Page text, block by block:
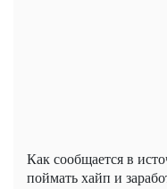
Как сообщается в
поймать хайп и